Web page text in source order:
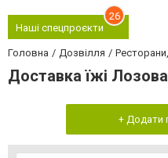
Наші спецпроєкти
26
Головна Дозвілля Ресторани,
Доставка їжі Лозова
+ Додати